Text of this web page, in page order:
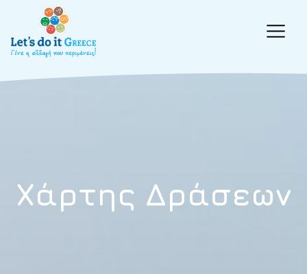
Xάρτης Δράσεων